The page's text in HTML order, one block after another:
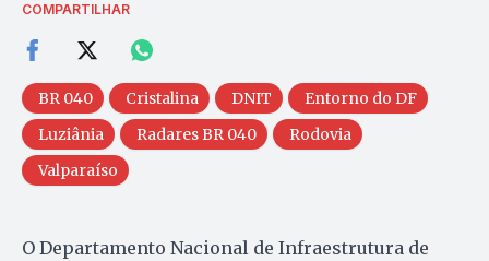
COMPARTILHAR
BR 040 Cristalina DNIT
Entorno do DF
Luziânia
Radares BR 040
Rodovia
Valparaíso
O Departamento Nacional de Infraestrutura de